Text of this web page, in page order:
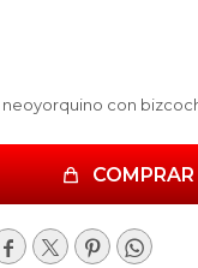
con
COMPRAR
   